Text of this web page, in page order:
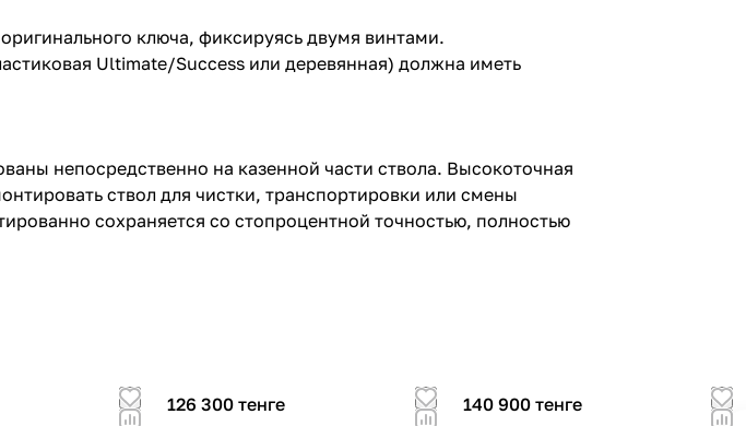
ключа, фиксируясь двумя винтами.
Ultimate/Success или деревянная) должна иметь
непосредственно на казенной части ствола. Высокоточная
ствол для чистки, транспортировки или смены
сохраняется со стопроцентной точностью, полностью
126 300 тенге 140 900 тенге